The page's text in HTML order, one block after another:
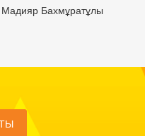
Бахмұратұлы